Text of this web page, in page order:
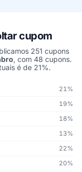
cupom
251 cupons
, com 48 cupons.
é de 21%.
os últimos 9
21%
19%
18%
13%
22%
20%